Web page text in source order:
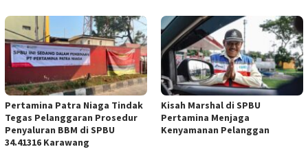
Pertamina Patra Niaga Tindak
Tegas Pelanggaran Prosedur
Penyaluran BBM di SPBU
34.41316 Karawang
Kisah Marshal di SPBU
Pertamina Menjaga
Kenyamanan Pelanggan